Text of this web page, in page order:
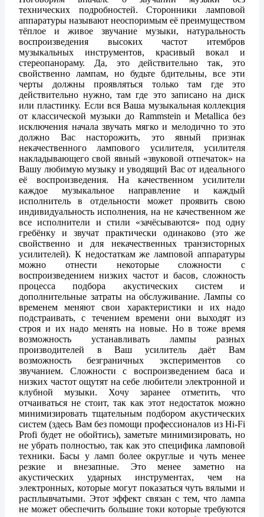
технических подробностей. Сторонники ламповой
аппаратуры называют неоспоримым её преимуществом
тёплое и живое звучание музыки, натуральность
воспроизведения высоких частот итембров
музыкальных инструментов, красивый вокал и
стереопанораму. Да, это действительно так, это
свойственно лампам, но будьте бдительны, все эти
черты должны проявляться только там где это
действительно нужно, там где это записано на диск
или пластинку. Если вся Ваша музыкальная коллекция
от классической музыки до Rammstein и Metallica без
исключения начала звучать мягко и мелодично то это
должно Вас насторожить, это явный признак
некачественного лампового усилителя, усилителя
накладывающего свой явный «звуковой отпечаток» на
Вашу любимую музыку и уводящий Вас от идеального
её воспроизведения. На качественном усилители
каждое музыкальное направление и каждый
исполнитель в отдельности может проявить свою
индивидуальность исполнения, на не качественном же
все исполнители и стили «зачёсываются» под одну
гребёнку и звучат практически одинаково (это же
свойственно и для некачественных транзисторных
усилителей). К недостаткам же ламповой аппаратуры
можно отнести некоторые сложности с
воспроизведением низких частот и басов, сложность
процесса подбора акустических систем и
дополнительные затраты на обслуживание. Лампы со
временем меняют свои характеристики и их надо
подстраивать, с течением времени они выходят из
строя и их надо менять на новые. Но в тоже время
возможность устанавливать лампы разных
производителей в Ваш усилитель даёт Вам
возможность безграничных экспериментов со
звучанием. Сложности с воспроизведением баса и
низких частот ощутят на себе любители электронной и
клубной музыки. Хочу заранее отметить, что
отчаиваться не стоит, так как этот недостаток можно
минимизировать тщательным подбором акустических
систем (здесь Вам без помощи профессионалов из Hi-Fi
Profi будет не обойтись), заметьте минимизировать, но
не убрать полностью, так как это специфика ламповой
техники. Басы у ламп более округлые и чуть менее
резкие и внезапные. Это менее заметно на
акустических ударных инструментах, чем на
электронных, которые могут показаться чуть вялыми и
расплывчатыми. Этот эффект связан с тем, что лампа
не может обеспечить большие токи которые требуются